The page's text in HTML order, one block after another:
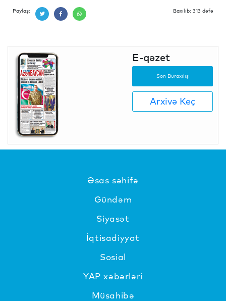
Paylaş: Baxılıb: 313 dəfə
E-qəzet
Son Buraxılış
Arxivə Keç
Əsas səhifə
Gündəm
Siyasət
İqtisadiyyat
Sosial
YAP xəbərləri
Müsahibə